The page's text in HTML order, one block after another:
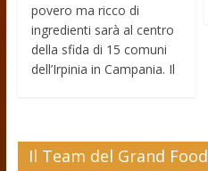
povero ma ricco di
ingredienti sarà al centro
della sfida di 15 comuni
dell’Irpinia in Campania. Il
Il Team del Grand Food